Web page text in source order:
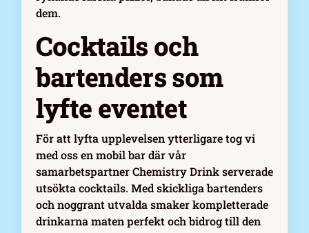
dem.
Cocktails och
bartenders som
lyfte eventet
För att lyfta upplevelsen ytterligare tog vi
med oss en mobil bar där vår
samarbetspartner Chemistry Drink serverade
utsökta cocktails. Med skickliga bartenders
och noggrant utvalda smaker kompletterade
drinkarna maten perfekt och bidrog till den